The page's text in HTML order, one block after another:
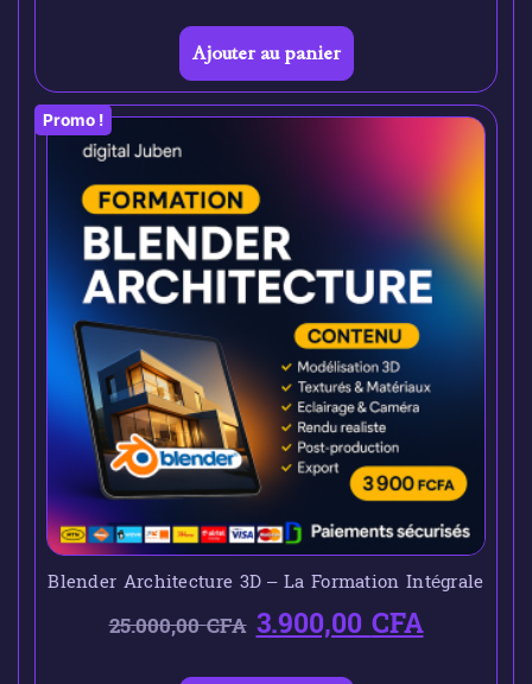
Ajouter au panier
Promo !
Blender Architecture 3D – La Formation Intégrale
25.000,00CFA 3.900,00CFA